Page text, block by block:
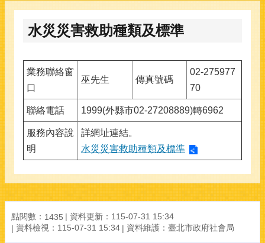
水災災害救助種類及標準
業務聯絡窗
口
巫先生 傳真號碼
02-275977
70
聯絡電話 1999(外縣市02-27208889)轉6962
服務內容說
明
詳網址連結。
水災災害救助種類及標準
點閱數： 1435
資料更新：115-07-31 15:34
資料檢視：115-07-31 15:34
資料維護：臺北市政府社會局